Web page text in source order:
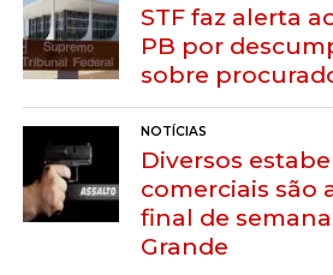
STF faz alerta
PB por
sobre
NOTÍCIAS
Diversos
comerciais são
final de
Grande